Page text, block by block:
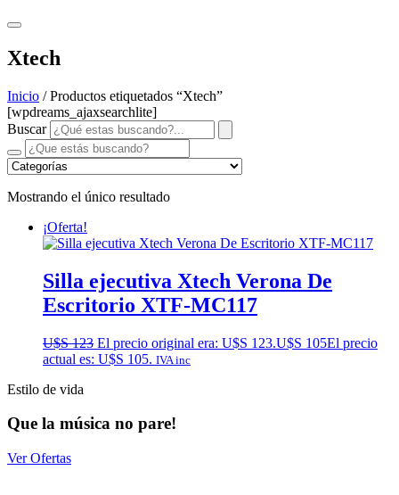
Xtech
Inicio / Productos etiquetados “Xtech”
[wpdreams_ajaxsearchlite]
Buscar
Mostrando el único resultado
¡Oferta!
Silla ejecutiva Xtech Verona De
Escritorio XTF-MC117
U$S123 El precio original era: U$S 123.U$S 105El precio
actual es: U$S 105. IVA inc
Estilo de vida
Que la música no pare!
Ver Ofertas